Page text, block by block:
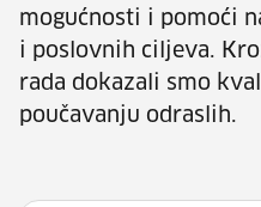
mogućnosti i pomoći
i poslovnih ciljeva.
rada dokazali smo
poučavanju odraslih.